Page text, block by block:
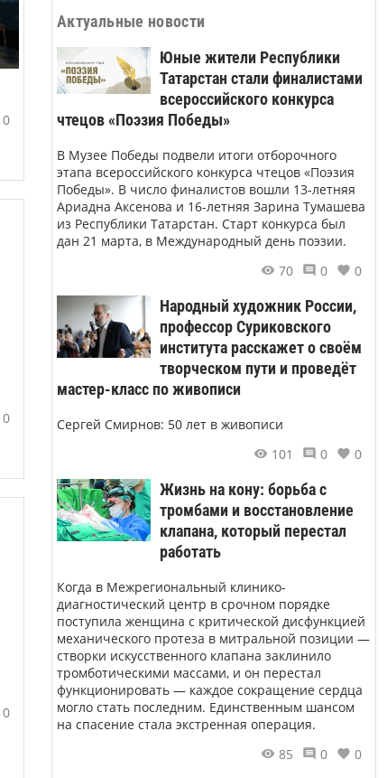
0
0
0
Актуальные новости
Юные жители Республики
Татарстан стали финалистами
всероссийского конкурса
чтецов «Поэзия Победы»
В Музее Победы подвели итоги отборочного
этапа всероссийского конкурса чтецов «Поэзия
Победы». В число финалистов вошли 13-летняя
Ариадна Аксенова и 16-летняя Зарина Тумашева
из Республики Татарстан. Старт конкурса был
дан 21 марта, в Международный день поэзии.
70
0 0
Народный художник России,
профессор Суриковского
института расскажет о своём
творческом пути и проведёт
мастер-класс по живописи
Сергей Смирнов: 50 лет в живописи
101
0 0
Жизнь на кону: борьба с
тромбами и восстановление
клапана, который перестал
работать
Когда в Межрегиональный клинико-
диагностический центр в срочном порядке
поступила женщина с критической дисфункцией
механического протеза в митральной позиции —
створки искусственного клапана заклинило
тромботическими массами, и он перестал
функционировать — каждое сокращение сердца
могло стать последним. Единственным шансом
на спасение стала экстренная операция.
85
0 0